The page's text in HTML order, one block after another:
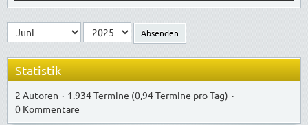
Absenden
Statistik
2 Autoren
1.934 Termine (0,94 Termine pro Tag)
0 Kommentare